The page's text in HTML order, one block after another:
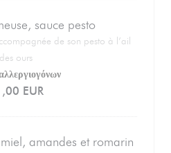
sauce pesto
de son pesto à l’ail
des ours
EUR
amandes et romarin